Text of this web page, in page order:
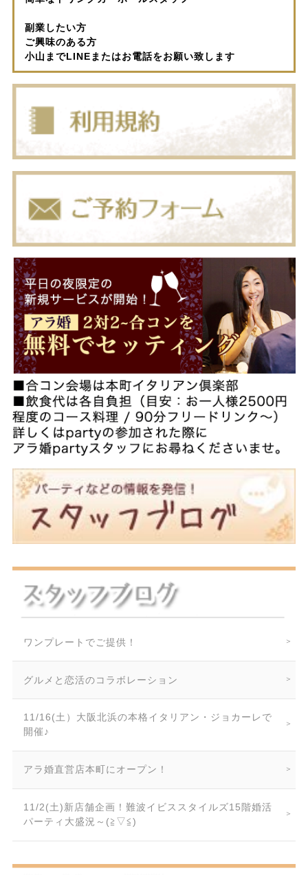
副業したい方
ご興味のある方
小山までLINEまたはお電話をお願い致します
ワンプレートでご提供！
グルメと恋活のコラボレーション
11/16(土）大阪北浜の本格イタリアン・ジョカーレで
開催♪
アラ婚直営店本町にオープン！
11/2(土)新店舗企画！難波イビススタイルズ15階婚活
パーティ大盛況～(≧▽≦)